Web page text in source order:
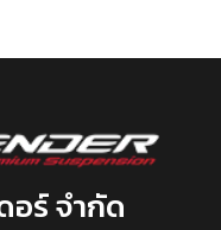
อร์ จำกัด